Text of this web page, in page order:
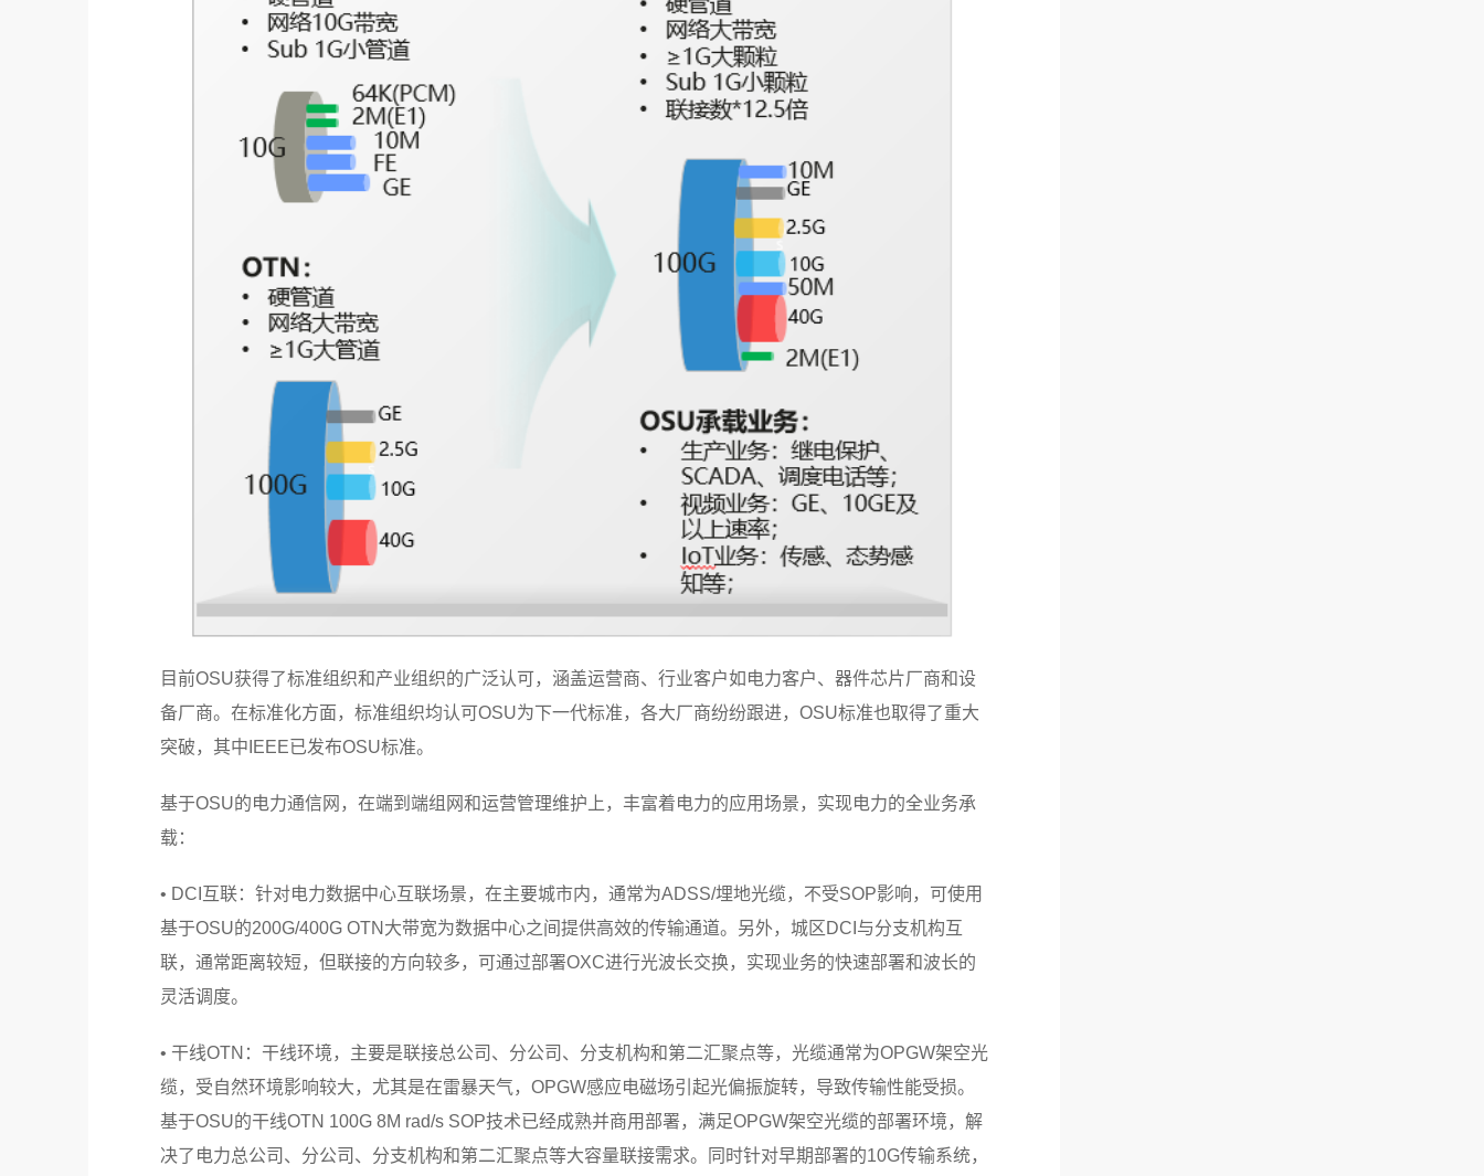
目前OSU获得了标准组织和产业组织的广泛认可，涵盖运营商、行业客户如电力客户、器件芯片厂商和设
备厂商。在标准化方面，标准组织均认可OSU为下一代标准，各大厂商纷纷跟进，OSU标准也取得了重大
突破，其中IEEE已发布OSU标准。
基于OSU的电力通信网，在端到端组网和运营管理维护上，丰富着电力的应用场景，实现电力的全业务承
载：
• DCI互联：针对电力数据中心互联场景，在主要城市内，通常为ADSS/埋地光缆，不受SOP影响，可使用
基于OSU的200G/400G OTN大带宽为数据中心之间提供高效的传输通道。另外，城区DCI与分支机构互
联，通常距离较短，但联接的方向较多，可通过部署OXC进行光波长交换，实现业务的快速部署和波长的
灵活调度。
• 干线OTN：干线环境，主要是联接总公司、分公司、分支机构和第二汇聚点等，光缆通常为OPGW架空光
缆，受自然环境影响较大，尤其是在雷暴天气，OPGW感应电磁场引起光偏振旋转，导致传输性能受损。
基于OSU的干线OTN 100G 8M rad/s SOP技术已经成熟并商用部署，满足OPGW架空光缆的部署环境，解
决了电力总公司、分公司、分支机构和第二汇聚点等大容量联接需求。同时针对早期部署的10G传输系统，